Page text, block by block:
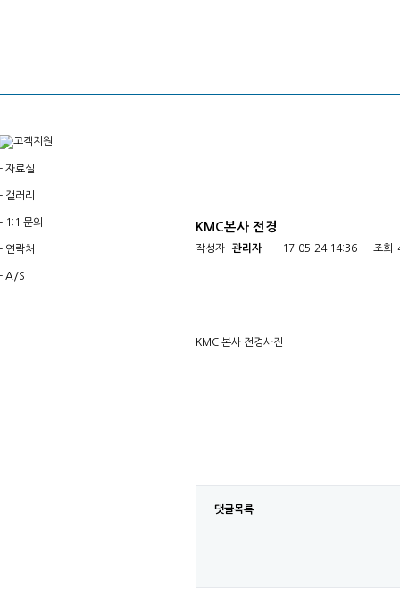
- 자료실
- 갤러리
- 1:1 문의
- 연락처
- A/S
KMC본사 전경
작성자 관리자 17-05-24 14:36 조회
KMC 본사 전경사진
댓글목록